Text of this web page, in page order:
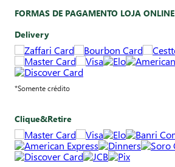
FORMAS DE PAGAMENTO LOJA ONLINE
Delivery
*Somente crédito
Clique&Retire